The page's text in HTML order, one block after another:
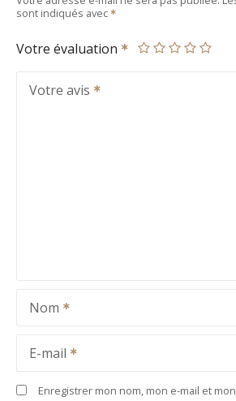
sont indiqués avec
Votre évaluation
Votre avis
Nom
E-mail
Enregistrer mon nom, mon e-mail et